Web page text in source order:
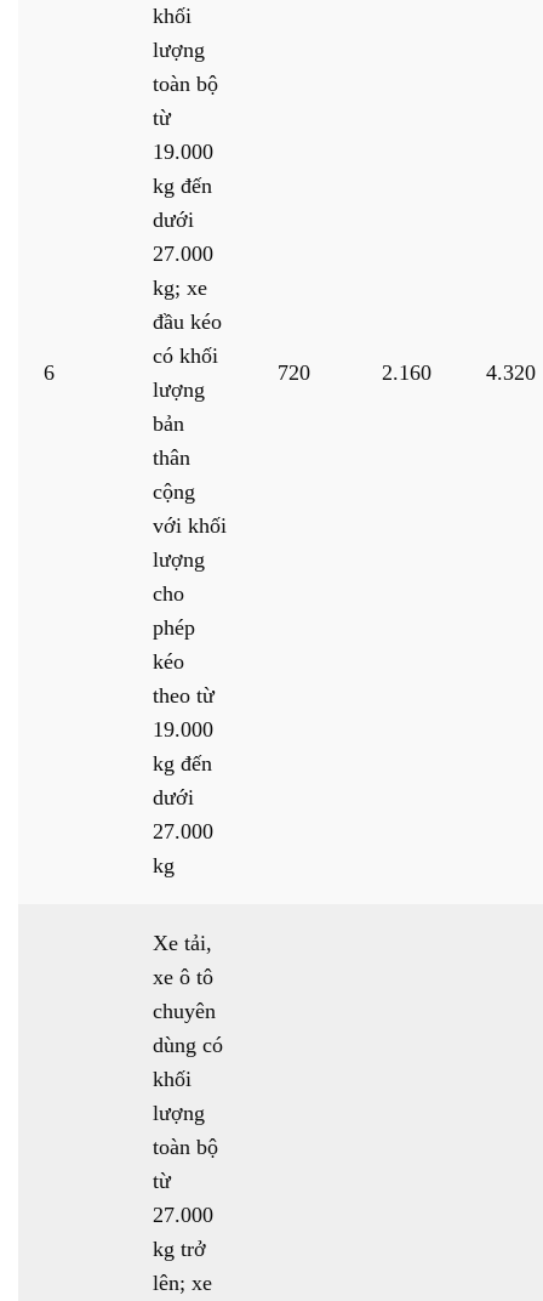
6
khối
lượng
toàn bộ
từ
19.000
kg đến
dưới
27.000
kg; xe
đầu kéo
có khối
lượng
bản
thân
cộng
với khối
lượng
cho
phép
kéo
theo từ
19.000
kg đến
dưới
27.000
kg
720 2.160 4.320
Xe tải,
xe ô tô
chuyên
dùng có
khối
lượng
toàn bộ
từ
27.000
kg trở
lên; xe